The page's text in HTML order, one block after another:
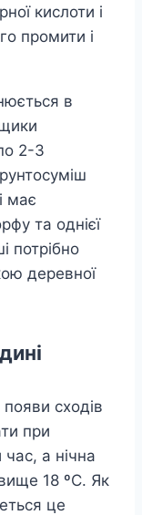
кислоти і
промити і
в
2-3
має
та однієї
потрібно
деревної
сходів
при
а нічна
18 ºC. Як
це